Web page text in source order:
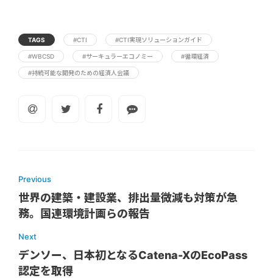
TAGS #CTI #CTI実現ソリューションガイド
#WBCSD #サーキュラーエコノミー #循環経済
#持続可能な開発のための経済人会議
Previous
世界の建築・建設業、排出量微減も対策が急
務。国連環境計画らの報告
Next
デンソー、日本初となるCatena-XのEcoPass
認定を取得